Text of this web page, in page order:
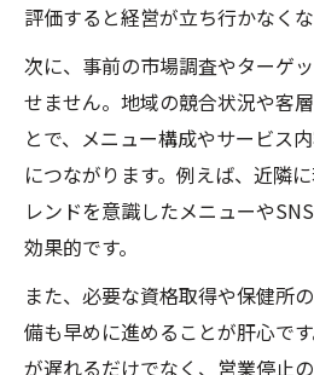
評価すると経営が立ち行かなく
次に、事前の市場調査やターゲ
せません。地域の競合状況や客
とで、メニュー構成やサービス
につながります。例えば、近隣
レンドを意識したメニューや
効果的です。
また、必要な資格取得や保健所
備も早めに進めることが肝心で
が遅れるだけでなく、営業停止